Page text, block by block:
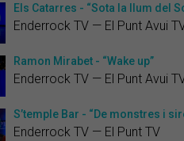
Els Catarres - “Sota la llum del
Enderrock TV — El Punt Avui
Ramon Mirabet - “Wake up”
Enderrock TV — El Punt Avui
S’temple Bar - “De monstres i
Enderrock TV — El Punt TV